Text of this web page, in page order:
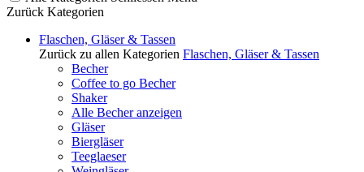
Zurück Kategorien
Flaschen, Gläser & Tassen
Zurück zu allen Kategorien Flaschen, Gläser & Tassen
Becher
Coffee to go Becher
Shaker
Alle Becher anzeigen
Gläser
Biergläser
Teeglaeser